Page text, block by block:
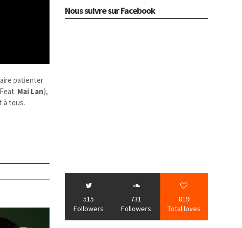
patienter
Mai Lan),
à tous.
Nous suivre sur Facebook
515
Followers
731
Followers
819
Total loves